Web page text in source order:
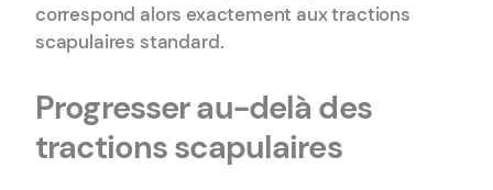
correspond alors exactement aux tractions
scapulaires standard.
Progresser au-delà des
tractions scapulaires